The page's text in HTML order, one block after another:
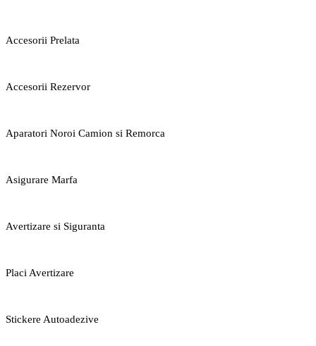
Accesorii Prelata
Accesorii Rezervor
Aparatori Noroi Camion si Remorca
Asigurare Marfa
Avertizare si Siguranta
Placi Avertizare
Stickere Autoadezive